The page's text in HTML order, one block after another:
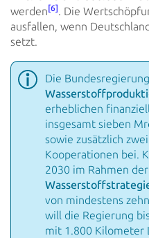
werden[6]. Die
ausfallen, wenn
setzt.
Die
erheblichen
insgesamt sieben
sowie zusätzlich
Kooperationen bei.
2030 im Rahmen der
von mindestens
will die Regierung
mit 1.800 Kilometer